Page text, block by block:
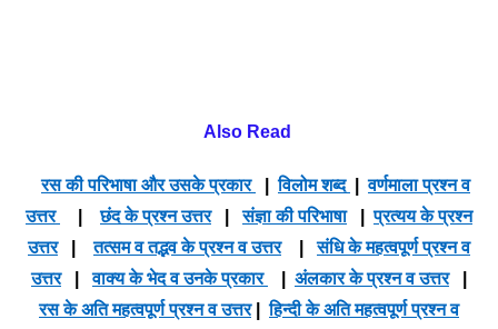
Also Read
रस की परिभाषा और उसके प्रकार |विलोम शब्द |वर्णमाला प्रश्न व
उत्तर
|छंद के प्रश्न उत्तर|संज्ञा की परिभाषा|प्रत्यय के प्रश्न
उत्तर|तत्सम व तद्भव के प्रश्न व उत्तर|संधि के महत्वपूर्ण प्रश्न व
उत्तर|वाक्य के भेद व उनके प्रकार अंलकार के प्रश्न व उत्तर|
रस के अति महत्वपूर्ण प्रश्न व उत्तर|हिन्दी के अति महत्वपूर्ण प्रश्न व